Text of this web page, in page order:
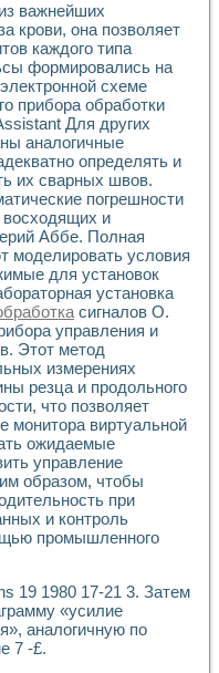
обеспечения с
NATIONAL INSTRUMENTS
термотрансферной
исследований на базе
для исследова¬ния
переходных процессов
переходных
сварных швов на базе
с применением
и эффективности систем
учебные стенды
стенда по измерению
комплексы для
исследования нелинейных
приборов в процесе
WORKBENCH-
по дисциплине «Цифровые
по ИНС на основе LabVIEW
основам теории коммутации
для создания
исследования течения в
«Изучение магнитных
основ интерфейсов обмена по
изучение адиабатического
переходных
измерений с
комплекс. Назначение. Состав.
NATIONAL INSTRUMENTS
и корреляционный
важнейших
крови, она позволяет
каждого типа
формировались на
схеме
прибора обработки
Для других
аналогичные
определять и
их сварных швов.
погрешности
и
Аббе. Полная
моделировать условия
для установок
установка
сигналов О.
управления и
Этот метод
измерениях
резца и продольного
что позволяет
монитора виртуальной
ожидаемые
управление
образом, чтобы
при
и контроль
промышленного
19 1980 17-21 3. Затем
«усилие
аналогичную по
7 -£.